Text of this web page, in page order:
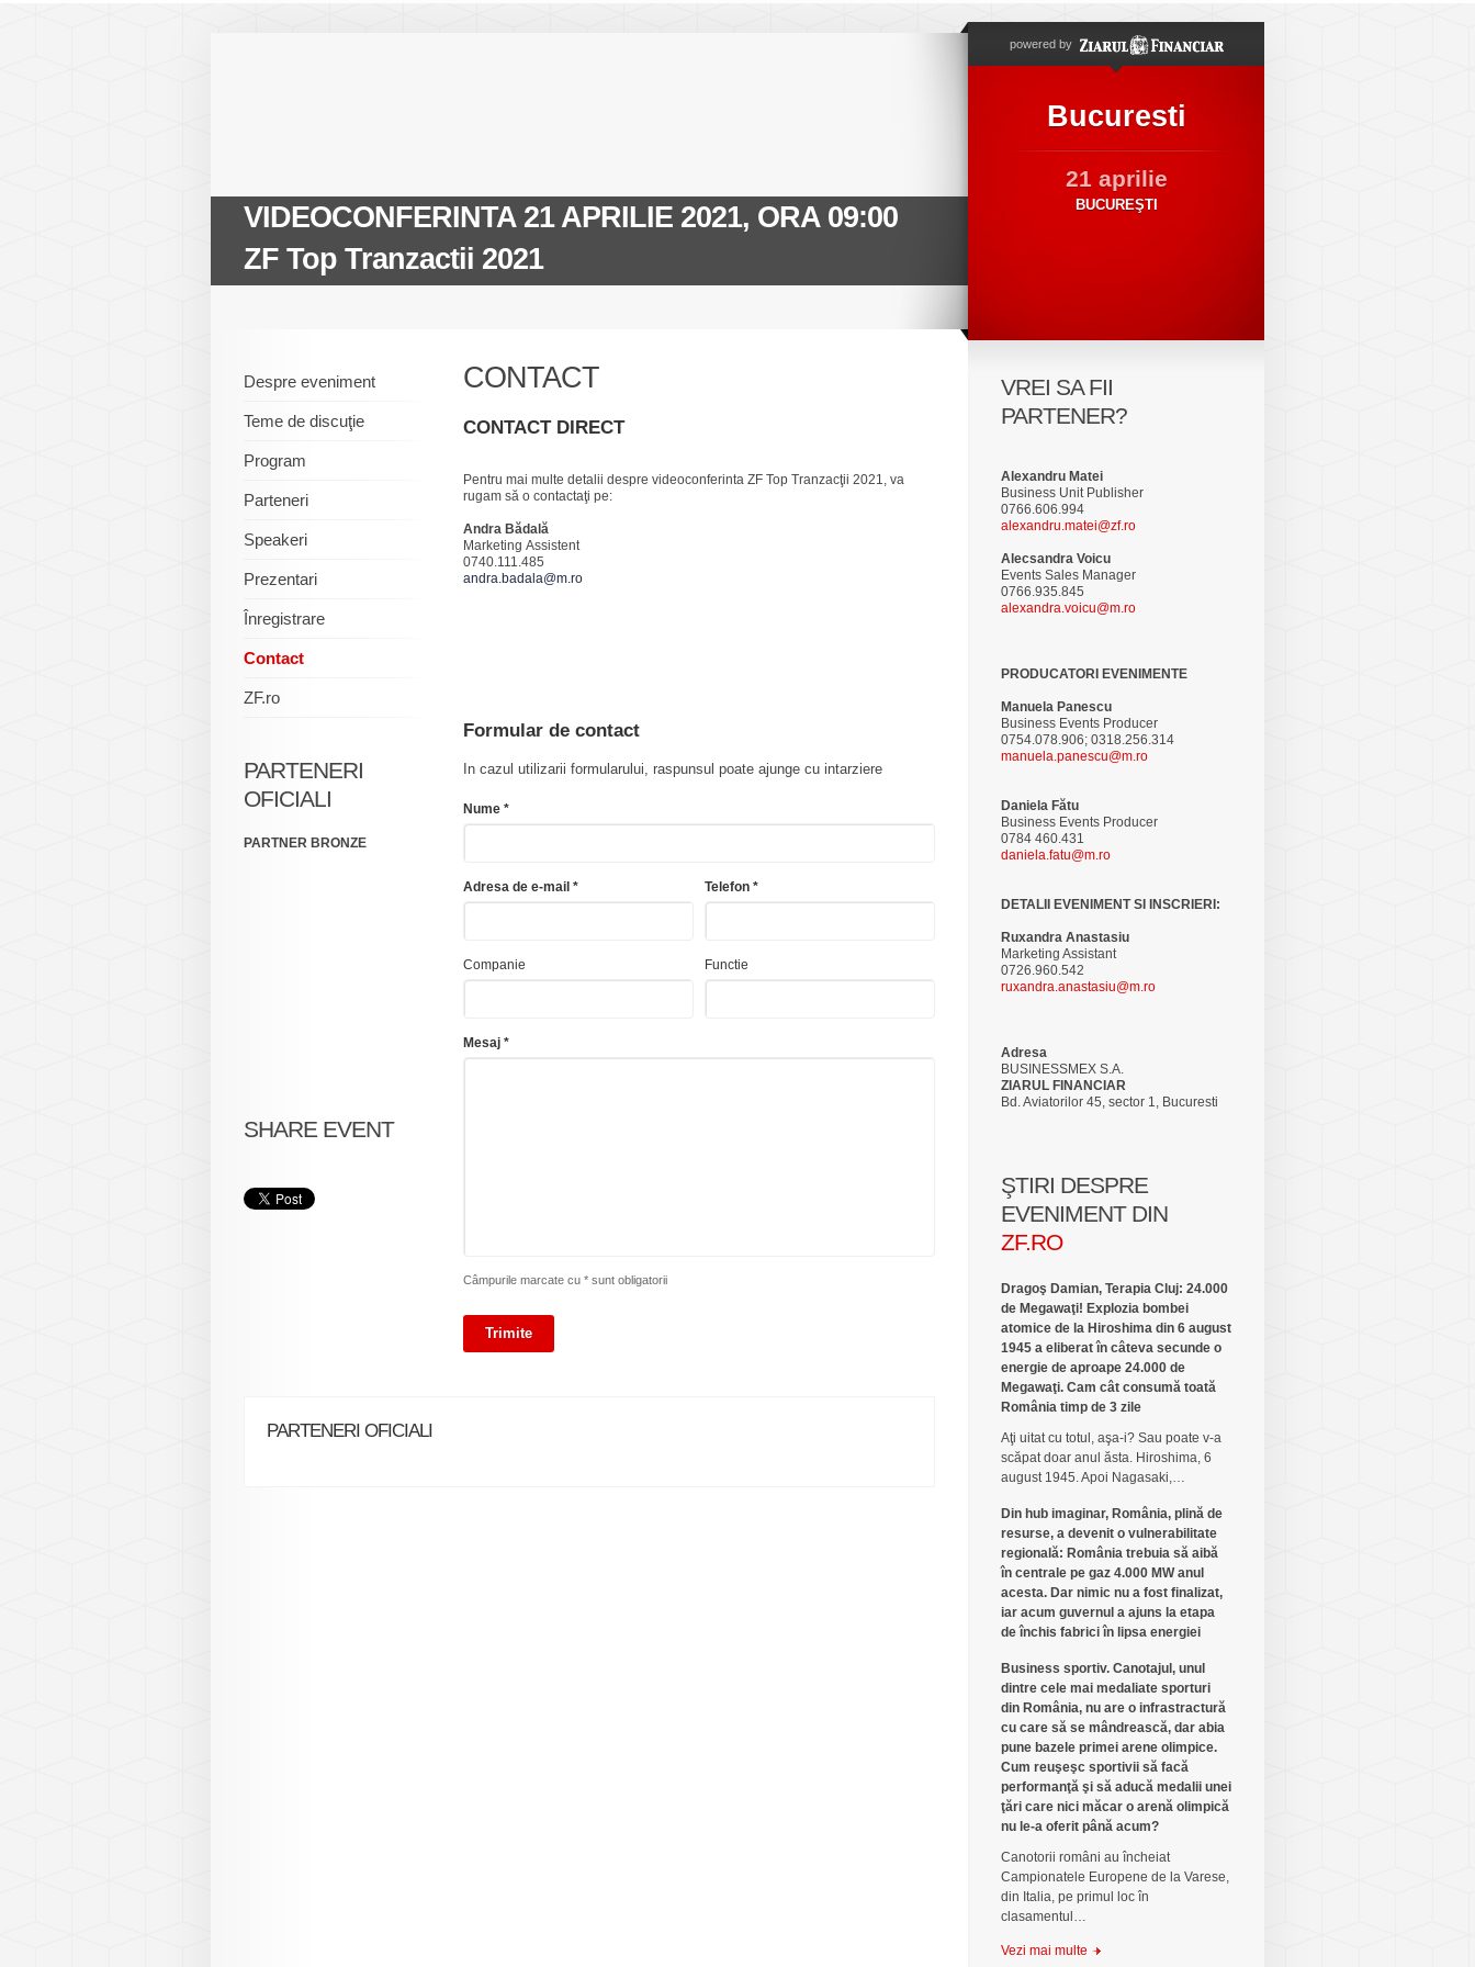
VIDEOCONFERINTA 21 APRILIE 2021, ORA 09:00
ZF Top Tranzactii 2021
powered by
Bucuresti
21 aprilie
BUCUREŞTI
Despre eveniment
Teme de discuţie
Program
Parteneri
Speakeri
Prezentari
Înregistrare
Contact
ZF.ro
PARTENERI
OFICIALI
PARTNER BRONZE
SHARE EVENT
CONTACT
CONTACT DIRECT
Pentru mai multe detalii despre videoconferinta ZF Top Tranzacţii 2021, va
rugam să o contactaţi pe:
Andra Bădală
Marketing Assistent
0740.111.485
andra.badala@m.ro
Formular de contact
In cazul utilizarii formularului, raspunsul poate ajunge cu intarziere
Nume *
Adresa de e-mail * Telefon *
Companie Functie
Mesaj *
Câmpurile marcate cu * sunt obligatorii
PARTENERI OFICIALI
VREI SA FII
PARTENER?
Alexandru Matei
Business Unit Publisher
0766.606.994
alexandru.matei@zf.ro
Alecsandra Voicu
Events Sales Manager
0766.935.845
alexandra.voicu@m.ro
PRODUCATORI EVENIMENTE
Manuela Panescu
Business Events Producer
0754.078.906; 0318.256.314
manuela.panescu@m.ro
Daniela Fătu
Business Events Producer
0784 460.431
daniela.fatu@m.ro
DETALII EVENIMENT SI INSCRIERI:
Ruxandra Anastasiu
Marketing Assistant
0726.960.542
ruxandra.anastasiu@m.ro
Adresa
BUSINESSMEX S.A.
ZIARUL FINANCIAR
Bd. Aviatorilor 45, sector 1, Bucuresti
ŞTIRI DESPRE
EVENIMENT DIN
ZF.RO
Dragoş Damian, Terapia Cluj: 24.000
de Megawaţi! Explozia bombei
atomice de la Hiroshima din 6 august
1945 a eliberat în câteva secunde o
energie de aproape 24.000 de
Megawaţi. Cam cât consumă toată
România timp de 3 zile
Aţi uitat cu totul, aşa-i? Sau poate v-a
scăpat doar anul ăsta. Hiroshima, 6
august 1945. Apoi Nagasaki,…
Din hub imaginar, România, plină de
resurse, a devenit o vulnerabilitate
regională: România trebuia să aibă
în centrale pe gaz 4.000 MW anul
acesta. Dar nimic nu a fost finalizat,
iar acum guvernul a ajuns la etapa
de închis fabrici în lipsa energiei
Business sportiv. Canotajul, unul
dintre cele mai medaliate sporturi
din România, nu are o infrastractură
cu care să se mândrească, dar abia
pune bazele primei arene olimpice.
Cum reuşeşc sportivii să facă
performanţă şi să aducă medalii unei
ţări care nici măcar o arenă olimpică
nu le-a oferit până acum?
Canotorii români au încheiat
Campionatele Europene de la Varese,
din Italia, pe primul loc în
clasamentul…
Vezi mai multe